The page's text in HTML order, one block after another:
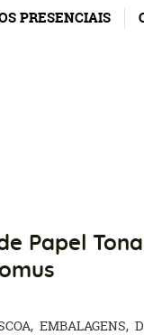
PRESENCIAIS
Papel
EMBALAGENS